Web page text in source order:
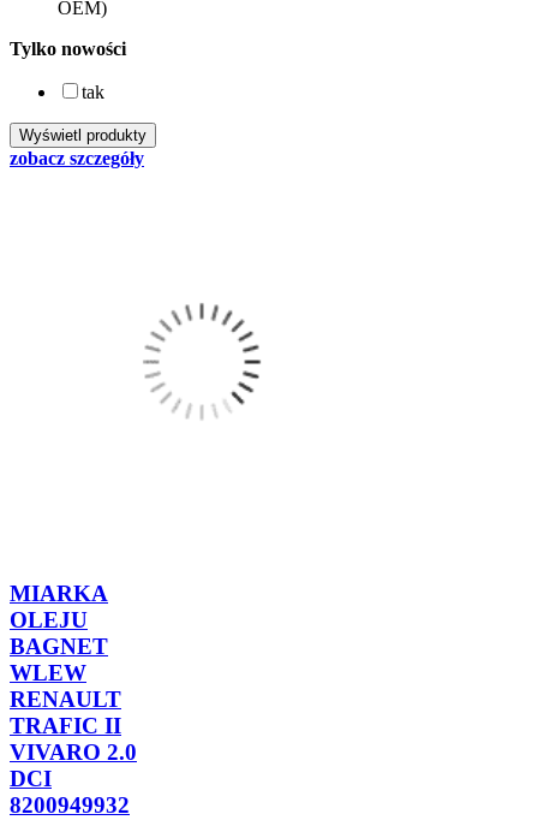
OEM)
Tylko nowości
tak
zobacz szczegóły
MIARKA
OLEJU
BAGNET
WLEW
RENAULT
TRAFIC II
VIVARO 2.0
DCI
8200949932